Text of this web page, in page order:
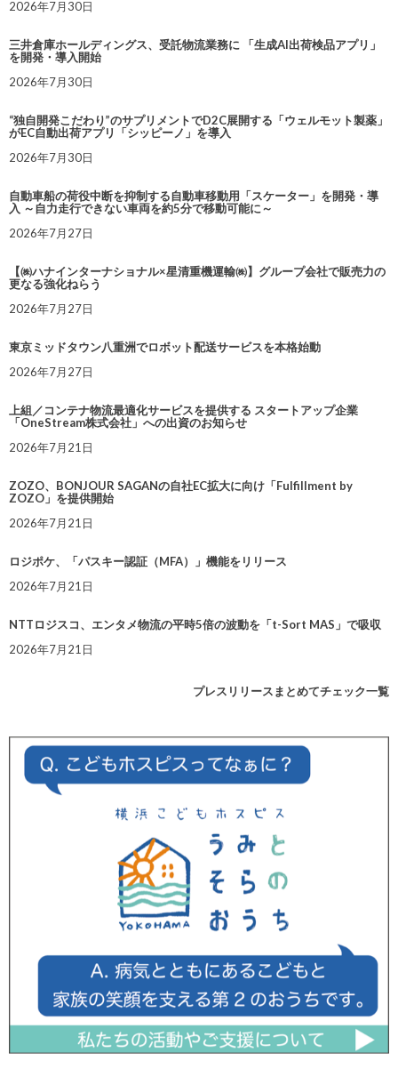
2026年7月30日
三井倉庫ホールディングス、受託物流業務に 「生成AI出荷検品アプリ」
を開発・導入開始
2026年7月30日
“独自開発こだわり”のサプリメントでD2C展開する「ウェルモット製薬」
がEC自動出荷アプリ「シッピーノ」を導入
2026年7月30日
自動車船の荷役中断を抑制する自動車移動用「スケーター」を開発・導
入 ～自力走行できない車両を約5分で移動可能に～
2026年7月27日
【㈱ハナインターナショナル×星清重機運輸㈱】グループ会社で販売力の
更なる強化ねらう
2026年7月27日
東京ミッドタウン八重洲でロボット配送サービスを本格始動
2026年7月27日
上組／コンテナ物流最適化サービスを提供する スタートアップ企業
「OneStream株式会社」への出資のお知らせ
2026年7月21日
ZOZO、BONJOUR SAGANの自社EC拡大に向け「Fulfillment by
ZOZO」を提供開始
2026年7月21日
ロジポケ、「パスキー認証（MFA）」機能をリリース
2026年7月21日
NTTロジスコ、エンタメ物流の平時5倍の波動を「t-Sort MAS」で吸収
2026年7月21日
プレスリリースまとめてチェック一覧